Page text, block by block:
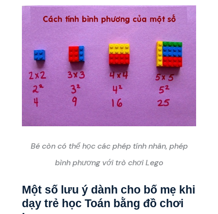
Bé còn có thể học các phép tính nhân, phép
bình phương với trò chơi Lego
Một số lưu ý dành cho bố mẹ khi
dạy trẻ học Toán bằng đồ chơi